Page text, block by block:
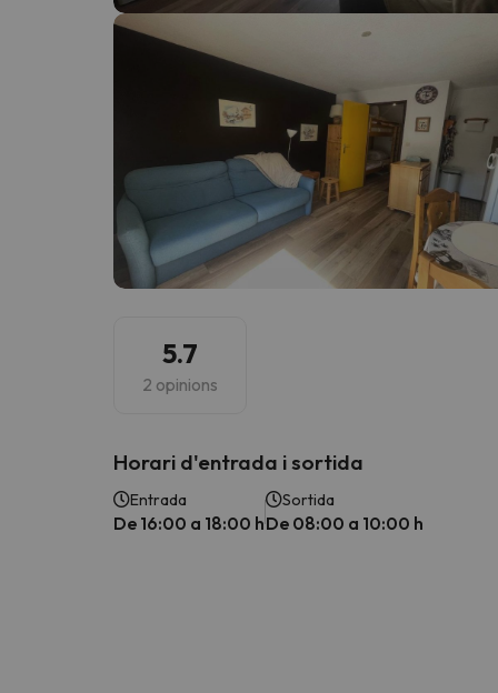
Vaja! Sembla que el nostre cercador ha
5.7
2 opinions
Horari d'entrada i sortida
Entrada
De 16:00 a 18:00 h
Sortida
De 08:00 a 10:00 h